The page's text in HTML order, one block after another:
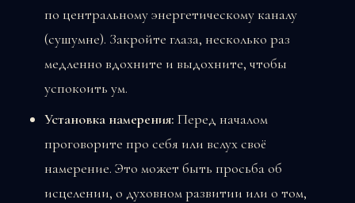
по центральному энергетическому каналу
(сушумне). Закройте глаза, несколько раз
медленно вдохните и выдохните, чтобы
успокоить ум.
Установка намерения: Перед началом
проговорите про себя или вслух своё
намерение. Это может быть просьба об
исцелении, о духовном развитии или о том,